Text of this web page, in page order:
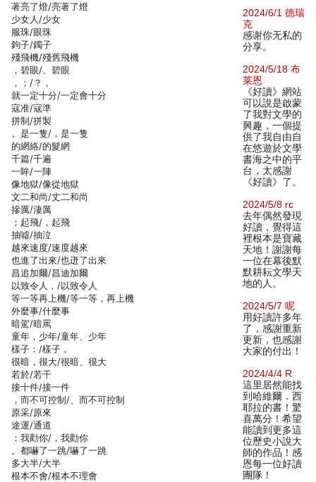
著亮了燈/亮著了燈
少女人/少女
服珠/眼珠
鉤子/鐲子
殘飛機/殘舊飛機
，碧眼/、碧眼
，；/？，
就一定十分/一定會十分
寇准/寇準
拼制/拼製
。是一隻/，是一隻
的網絡/的髮網
千篇/千遍
一眸/一陣
像地獄/像從地獄
文二和尚/丈二和尚
摻厲/淒厲
；起飛/，起飛
抽噓/抽泣
越來速度/速度越來
也進了出來/也迸了出來
昌追加爾/昌迪加爾
以致令人，/以致令人
等一等再上機/等一等，再上機
外麼事/什麼事
暗駕/暗罵
童年，少年/童年、少年
樣子：/樣子，
很暗，很大/很暗、很大
若於/若干
接十件/接一件
，而不可控制/、而不可控制
原采/原來
途運/通道
：我勸你/，我勸你
。都嚇了一跳/嚇了一跳
多大半/大半
根本不會/根本不理會
2024/6/1 德瑞
克
感谢你无私的
分享。
2024/5/18 布
莱恩
《好讀》網站
可以說是啟蒙
了我對文學的
興趣，一個提
供了我自由自
在悠遊於文學
書海之中的平
台，太感謝
《好讀》了。
2024/5/8 rc
去年偶然發現
好讀，覺得這
裡根本是寶藏
天地！謝謝每
一位在幕後默
默耕耘文學天
地的人。
2024/5/7 呢
用好讀許多年
了，感謝重新
更新，也感謝
大家的付出！
2024/4/4 R
這里居然能找
到哈維爾．西
耶拉的書！驚
喜萬分！希望
能讀到更多這
位歷史小說大
師的作品！感
恩每一位好讀
團隊！